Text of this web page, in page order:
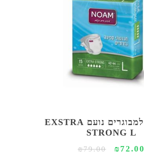
חיתולים למבוגרים נועם EXSTRA
STRONG L
₪72.00
₪79.00